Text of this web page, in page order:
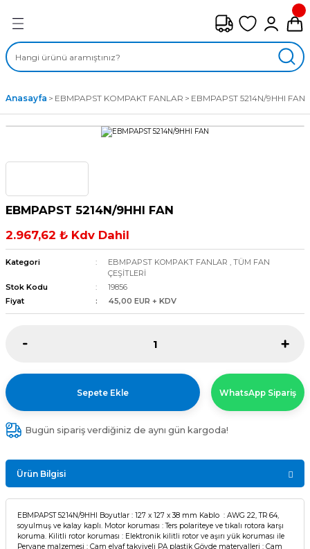
ÇEŞİTLERİ
FANLAR
FANLAR
Anasayfa EBMPAPST KOMPAKT FANLAR EBMPAPST 5214N/9HHI FAN
EBMPAPST 5214N/9HHI FAN
2.967,62 ₺ Kdv Dahil
Kategori EBMPAPST KOMPAKT FANLAR , TÜM FAN
ÇEŞİTLERİ
Stok Kodu
19856
Fiyat
45,00 EUR + KDV
Sepete Ekle WhatsApp Sipariş
Bugün sipariş verdiğiniz de aynı gün kargoda!
Ürün Bilgisi
EBMPAPST 5214N/9HHI Boyutlar : 127 x 127 x 38 mm Kablo : AWG 22, TR 64,
soyulmuş ve kalay kaplı. Motor koruması : Ters polariteye ve tıkalı rotora karşı
koruma. Kilitli rotor koruması : Elektronik kilitli rotor ve aşırı yük koruması ile
Pervane malzemesi : Cam elyaf takviyeli PA plastik Gövde materyalleri : Cam